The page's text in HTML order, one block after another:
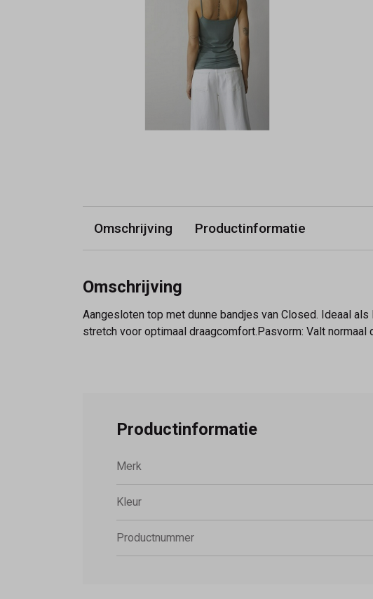
Omschrijving Productinformatie
Omschrijving
Aangesloten top met dunne bandjes van Closed. Ideaal
stretch voor optimaal draagcomfort.Pasvorm: Valt normaal
Productinformatie
Merk
Kleur
Productnummer